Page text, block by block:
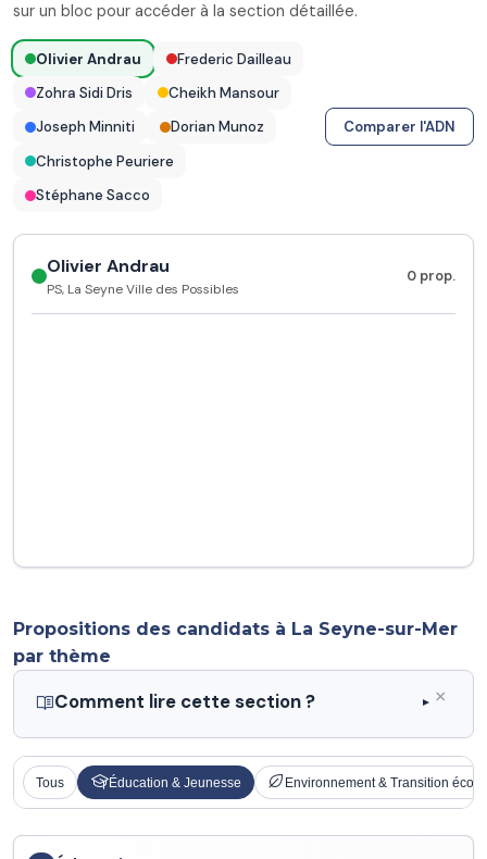
sur un bloc pour accéder à la section détaillée.
Olivier Andrau
Frederic Dailleau
Zohra Sidi Dris
Cheikh Mansour
Joseph Minniti
Dorian Munoz
Christophe Peuriere
Stéphane Sacco
Comparer l'ADN
Olivier Andrau
PS, La Seyne Ville des Possibles
0 prop.
Propositions des candidats à La Seyne-sur-Mer
par thème
Comment lire cette section ? ×
Tous Éducation & Jeunesse Environnement & Transition